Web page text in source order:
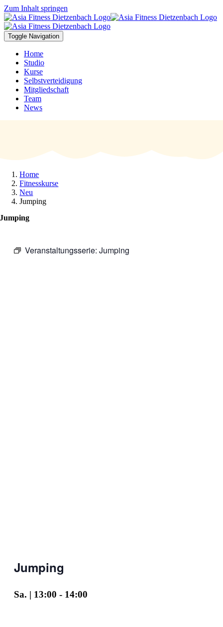
Zum Inhalt springen
Toggle Navigation
Home
Studio
Kurse
Selbstverteidigung
Mitgliedschaft
Team
News
Home
Fitnesskurse
Neu
Jumping
Jumping
Veranstaltungsserie: Jumping
Jumping
Sa. | 13:00 - 14:00